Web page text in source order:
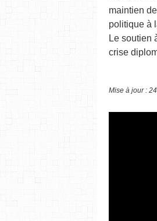
maintien
politique à
Le soutien
crise
Mise à jour :